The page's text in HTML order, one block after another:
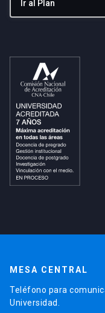
Ir al Plan
MESA CENTRAL
Teléfono para
Universidad.